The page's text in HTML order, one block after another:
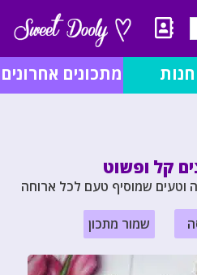
מתכונים אחרונים
קל ופשוט
וטעים שמוסיף טעם לכל ארוחה
שמור מתכון